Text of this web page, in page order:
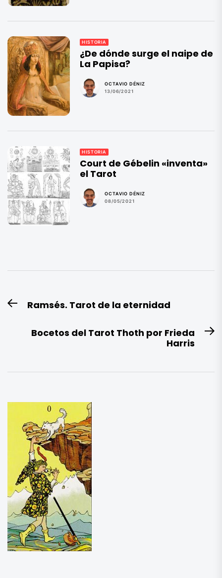
HISTORIA
¿De dónde surge el naipe de
La Papisa?
OCTAVIO DÉNIZ
13/06/2021
HISTORIA
Court de Gébelin «inventa»
el Tarot
OCTAVIO DÉNIZ
08/05/2021
Navegación
de
entradas
EntradaRamsés. Tarot de la eternidad
Bocetos del Tarot Thoth por Frieda
Harris